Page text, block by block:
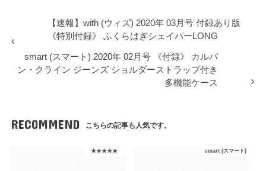
【速報】with (ウィズ) 2020年 03月号 付録あり版
《特別付録》 ふくらはぎシェイパーLONG
smart (スマート) 2020年 02月号 《付録》 カルバ
ン・クライン ジーンズ ショルダーストラップ付き
多機能ケース
RECOMMEND こちらの記事も人気です。
★★★★★ smart (スマート)